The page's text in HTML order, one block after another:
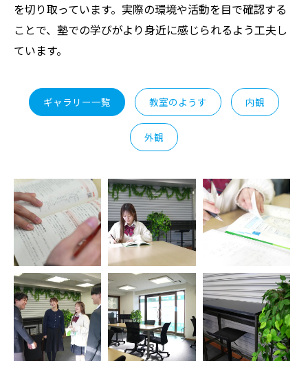
を切り取っています。実際の環境や活動を目で確認する
ことで、塾での学びがより身近に感じられるよう工夫し
ています。
ギャラリー一覧 教室のようす 内観
外観